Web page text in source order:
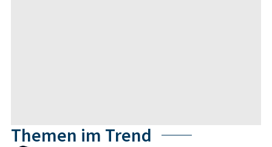
Themen im Trend